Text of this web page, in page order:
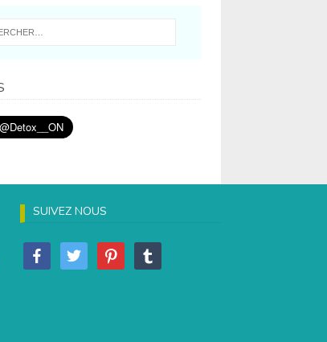
SUIVEZ NOUS